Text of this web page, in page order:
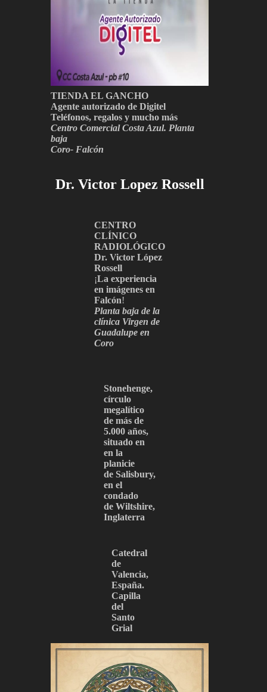
TIENDA EL GANCHO
Agente autorizado de Digitel
Teléfonos, regalos y mucho más
Centro Comercial Costa Azul. Planta
baja
Coro- Falcón
Dr. Victor Lopez Rossell
CENTRO
CLÍNICO
RADIOLÓGICO
Dr. Victor López
Rossell
¡La experiencia
en imágenes en
Falcón!
Planta baja de la
clínica Virgen de
Guadalupe en
Coro
Stonehenge,
círculo
megalítico
de más de
5.000 años,
situado en
en la
planicie
de Salisbury,
en el
condado
de Wiltshire,
Inglaterra
Catedral
de
Valencia,
España.
Capilla
del
Santo
Grial